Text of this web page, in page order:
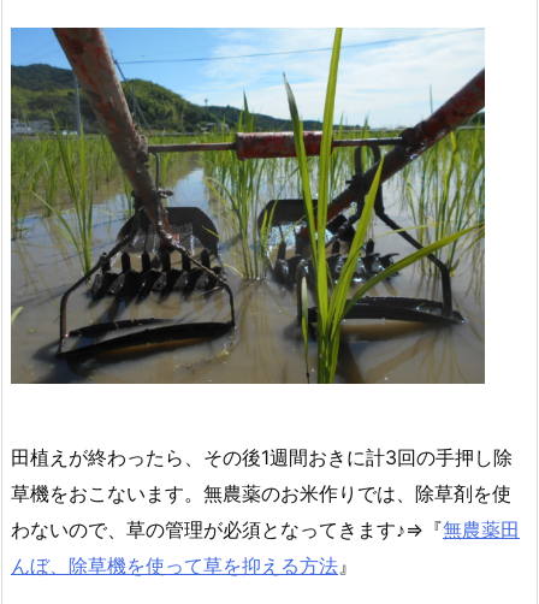
田植えが終わったら、その後1週間おきに計3回の手押し除
草機をおこないます。無農薬のお米作りでは、除草剤を使
わないので、草の管理が必須となってきます♪⇒『無農薬田
んぼ、除草機を使って草を抑える方法 』